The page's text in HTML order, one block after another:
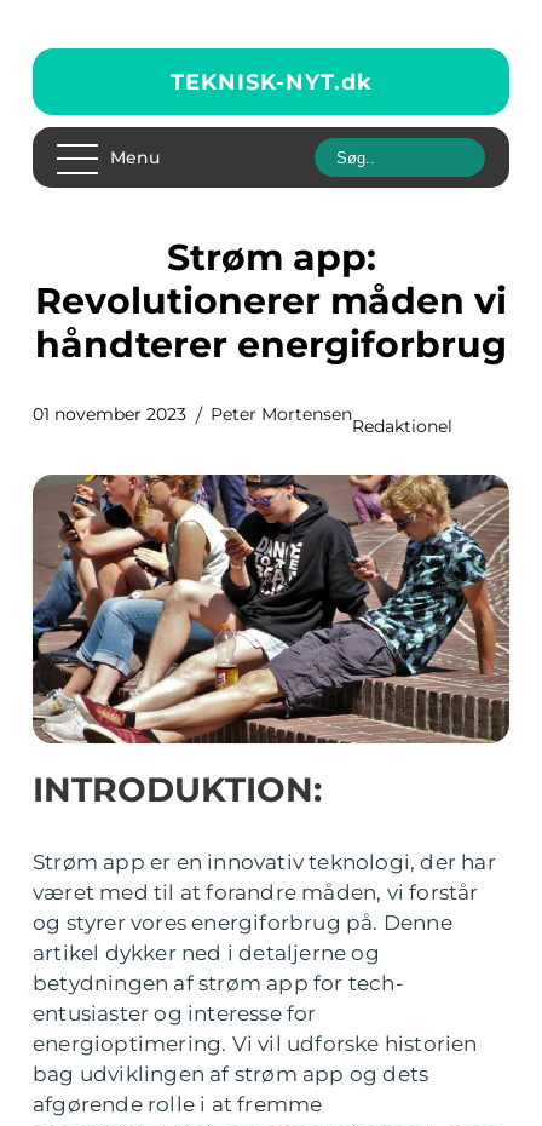
TEKNISK-NYT.dk
Menu
Strøm app:
Revolutionerer måden vi
håndterer energiforbrug
01 november 2023 Peter Mortensen
Redaktionel
INTRODUKTION:
Strøm app er en innovativ teknologi, der har
været med til at forandre måden, vi forstår
og styrer vores energiforbrug på. Denne
artikel dykker ned i detaljerne og
betydningen af strøm app for tech-
entusiaster og interesse for
energioptimering. Vi vil udforske historien
bag udviklingen af strøm app og dets
afgørende rolle i at fremme